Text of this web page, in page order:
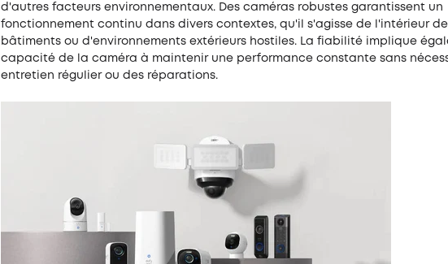
d'autres facteurs environnementaux. Des caméras robustes garantissent un
fonctionnement continu dans divers contextes, qu'il s'agisse de l'intérieur
bâtiments ou d'environnements extérieurs hostiles. La fiabilité implique
capacité de la caméra à maintenir une performance constante sans
entretien régulier ou des réparations.